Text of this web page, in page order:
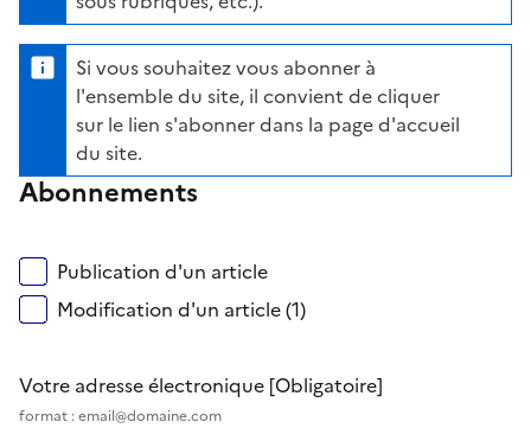
Si vous souhaitez vous abonner à
l'ensemble du site, il convient de cliquer
sur le lien s'abonner dans la page d'accueil
du site.
Abonnements
Publication d'un article
Modification d'un article (1)
Votre adresse électronique [Obligatoire]
format : email@domaine.com